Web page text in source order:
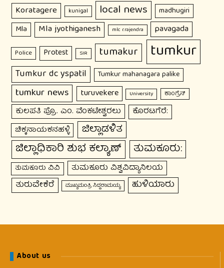
Koratagere kunigal local news madhugiri
Mla Mla jyothiganesh mlc r.rajendra pavagada
Police Protest SIR tumakur tumkur
Tumkur dc yspatil Tumkur mahanagara palike
tumkur news turuvekere University ಕಾಂಗ್ರೆಸ್
ಕುಲಪತಿ ಪ್ರೊ. ಎಂ. ವೆಂಕಟೇಶ್ವರಲು ಕೊರಟಗೆರೆ:
ಚಿಕ್ಕನಾಯಕನಹಳ್ಳಿ ಜಿಲ್ಲಾಡಳಿತ
ಜಿಲ್ಲಾಧಿಕಾರಿ ಶುಭ ಕಲ್ಯಾಣ್ ತುಮಕೂರು:
ತುಮಕೂರು ವಿವಿ ತುಮಕೂರು ವಿಶ್ವವಿದ್ಯಾನಿಲಯ
ತುರುವೇಕೆರೆ ಮುಖ್ಯಮಂತ್ರಿ ಸಿದ್ದರಾಮಯ್ಯ ಹುಳಿಯಾರು
About us